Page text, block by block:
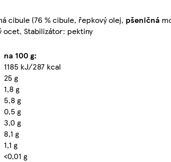
cibule (76 % cibule, řepkový olej, pšeničná
ocet, Stabilizátor: pektiny
na 100 g:
1185 kJ/287 kcal
25 g
1,8 g
5,8 g
0,5 g
3,0 g
8,1 g
1,1 g
<0,01 g